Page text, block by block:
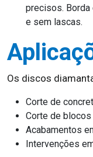
precisos.
e sem lascas.
Os discos
Corte de
Corte de
Acabamentos
Intervenções